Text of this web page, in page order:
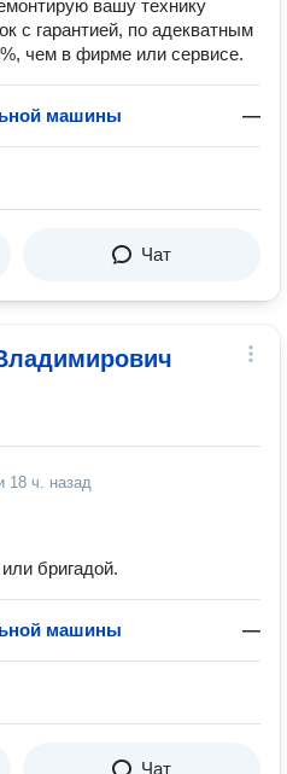
вашу технику
с гарантией, по адекватным
чем в фирме или сервисе.
машины —
Чат
18 ч. назад
бригадой.
машины —
Чат